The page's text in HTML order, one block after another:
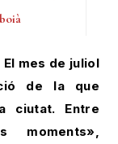
de la que
ciutat. Entre
moments»,